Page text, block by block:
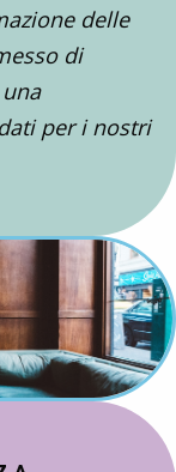
delle
di
per i nostri